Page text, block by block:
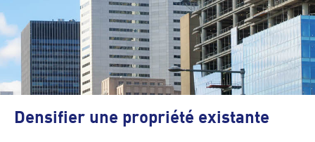
Densifier une propriété existante